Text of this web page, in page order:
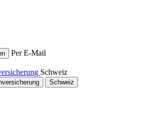
Per E-Mail
Schweiz
Schweiz